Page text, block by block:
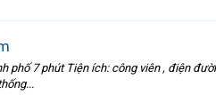
phố 7 phút Tiện ích: công viên , điện